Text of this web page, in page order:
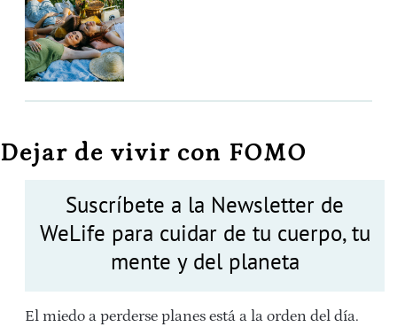
Dejar de vivir con FOMO
Suscríbete a la Newsletter de
WeLife para cuidar de tu cuerpo, tu
mente y del planeta
El miedo a perderse planes está a la orden del día.